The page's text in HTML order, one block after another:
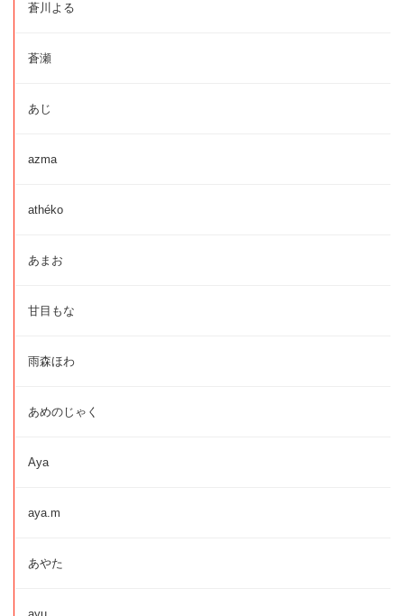
蒼川よる
蒼瀬
あじ
azma
athéko
あまお
甘目もな
雨森ほわ
あめのじゃく
Aya
aya.m
あやた